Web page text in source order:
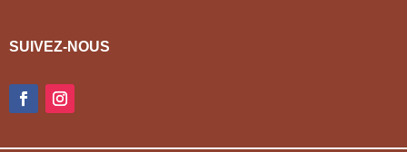
SUIVEZ-NOUS